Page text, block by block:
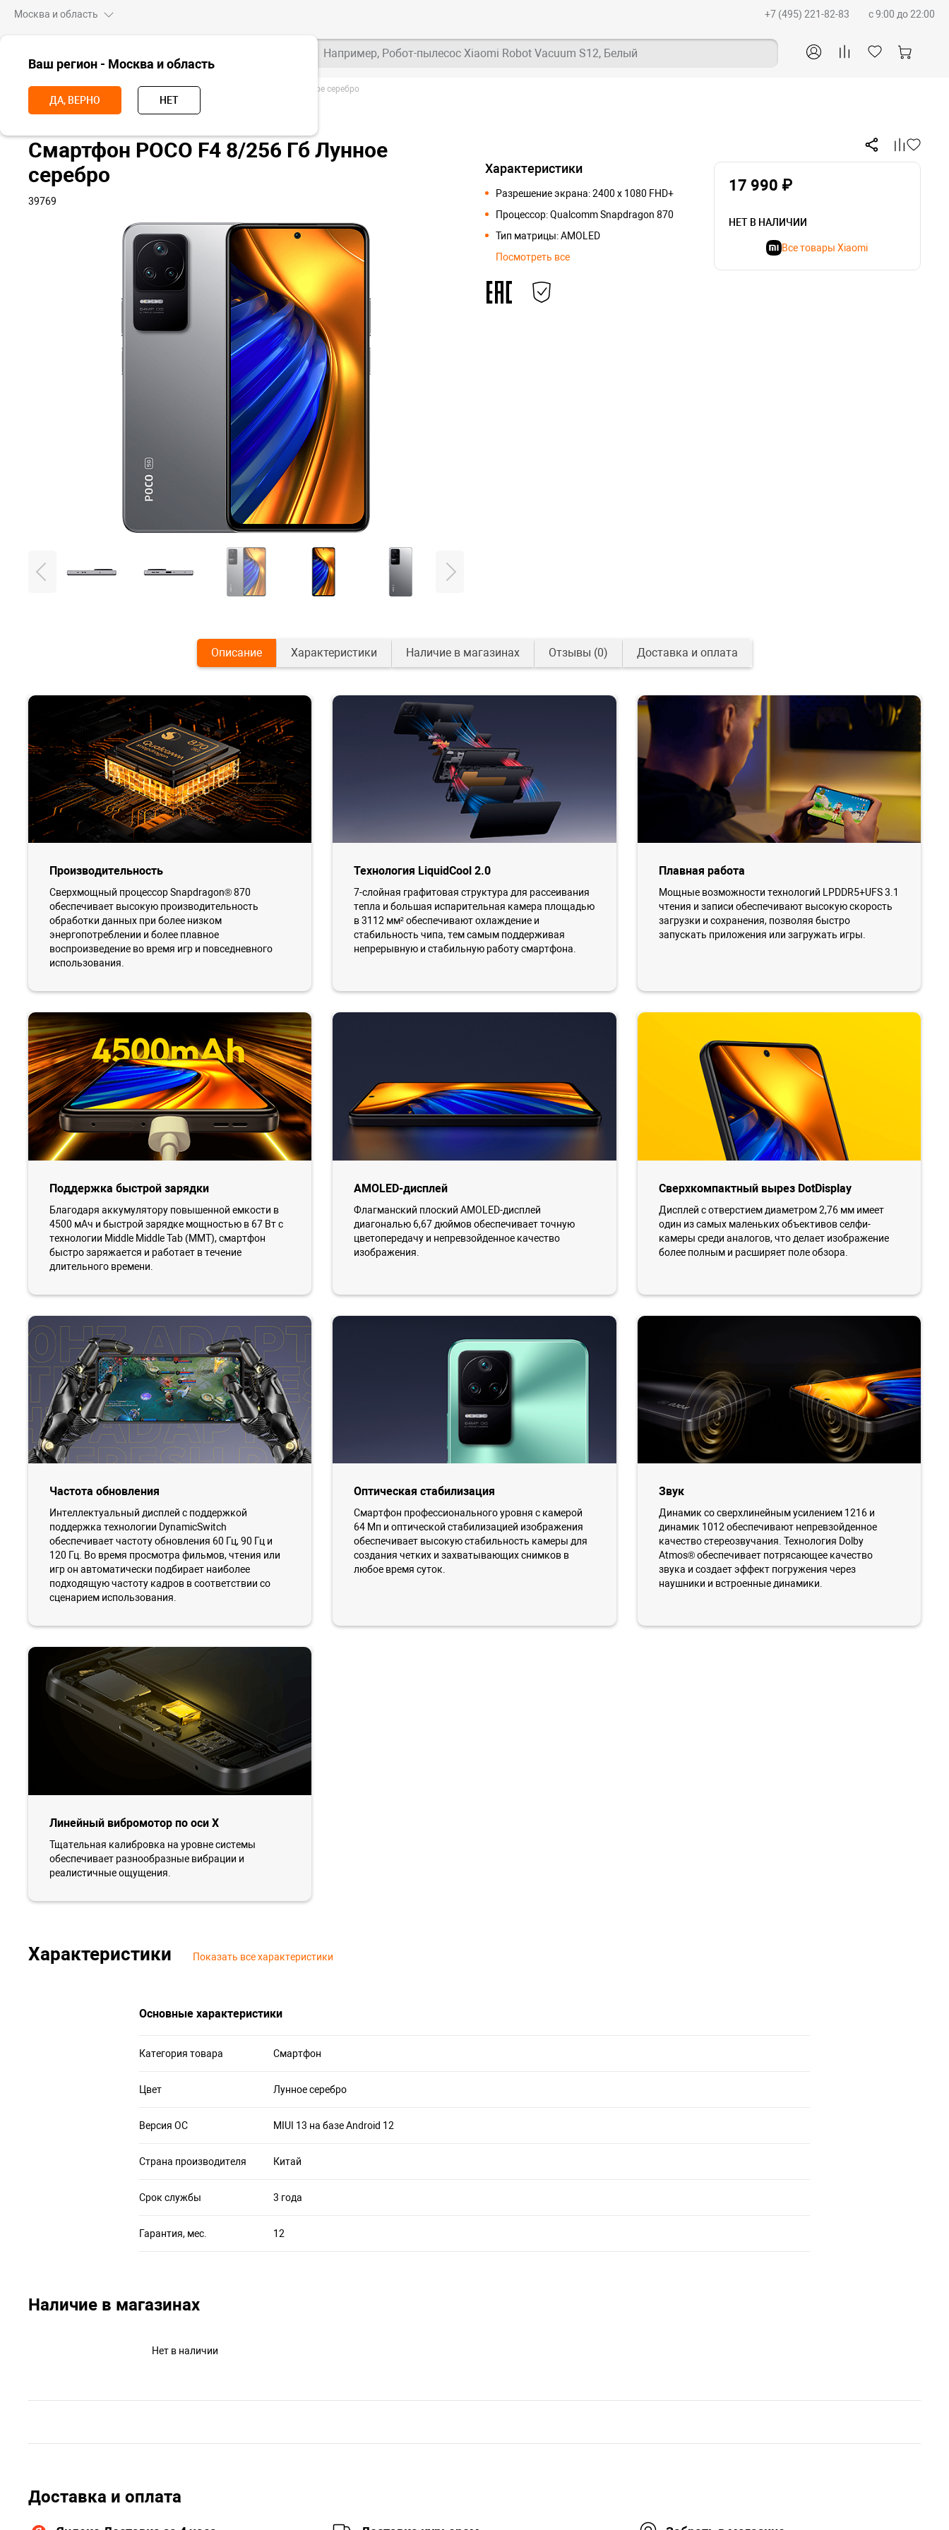
Москва и область
Ваш регион - Москва и область
ДА, ВЕРНО НЕТ
+7 (495) 221-82-83 c 9:00 до 22:00
Например, Робот-пылесос Xiaomi Robot Vacuum S12, Белый
Главная Смартфоны POCO Смартфон POCO F4 8+256 Гб, Лунное серебро
Смартфон POCO F4 8/256 Гб Лунное
серебро
39769
Характеристики
Разрешение экрана: 2400 x 1080 FHD+
Процессор: Qualcomm Snapdragon 870
Тип матрицы: AMOLED
Посмотреть все
17 990 ₽
НЕТ В НАЛИЧИИ
Все товары Xiaomi
Описание Характеристики Наличие в магазинах Отзывы (0) Доставка и оплата
Производительность
Сверхмощный процессор Snapdragon® 870
обеспечивает высокую производительность
обработки данных при более низком
энергопотреблении и более плавное
воспроизведение во время игр и повседневного
использования.
Технология LiquidCool 2.0
7-слойная графитовая структура для рассеивания
тепла и большая испарительная камера площадью
в 3112 мм² обеспечивают охлаждение и
стабильность чипа, тем самым поддерживая
непрерывную и стабильную работу смартфона.
Плавная работа
Мощные возможности технологий LPDDR5+UFS 3.1
чтения и записи обеспечивают высокую скорость
загрузки и сохранения, позволяя быстро
запускать приложения или загружать игры.
Поддержка быстрой зарядки
Благодаря аккумулятору повышенной емкости в
4500 мАч и быстрой зарядке мощностью в 67 Вт с
технологии Middle Middle Tab (MMT), смартфон
быстро заряжается и работает в течение
длительного времени.
AMOLED-дисплей
Флагманский плоский AMOLED-дисплей
диагональю 6,67 дюймов обеспечивает точную
цветопередачу и непревзойденное качество
изображения.
Сверхкомпактный вырез DotDisplay
Дисплей с отверстием диаметром 2,76 мм имеет
один из самых маленьких объективов селфи-
камеры среди аналогов, что делает изображение
более полным и расширяет поле обзора.
Частота обновления
Интеллектуальный дисплей с поддержкой
поддержка технологии DynamicSwitch
обеспечивает частоту обновления 60 Гц, 90 Гц и
120 Гц. Во время просмотра фильмов, чтения или
игр он автоматически подбирает наиболее
подходящую частоту кадров в соответствии со
сценарием использования.
Оптическая стабилизация
Смартфон профессионального уровня с камерой
64 Мп и оптической стабилизацией изображения
обеспечивает высокую стабильность камеры для
создания четких и захватывающих снимков в
любое время суток.
Звук
Динамик со сверхлинейным усилением 1216 и
динамик 1012 обеспечивают непревзойденное
качество стереозвучания. Технология Dolby
Atmos® обеспечивает потрясающее качество
звука и создает эффект погружения через
наушники и встроенные динамики.
Линейный вибромотор по оси X
Тщательная калибровка на уровне системы
обеспечивает разнообразные вибрации и
реалистичные ощущения.
Характеристики Показать все характеристики
Основные характеристики
Категория товара Смартфон
Цвет Лунное серебро
Версия ОС MIUI 13 на базе Android 12
Страна производителя Китай
Срок службы 3 года
Гарантия, мес. 12
Наличие в магазинах
Нет в наличии
Доставка и оплата